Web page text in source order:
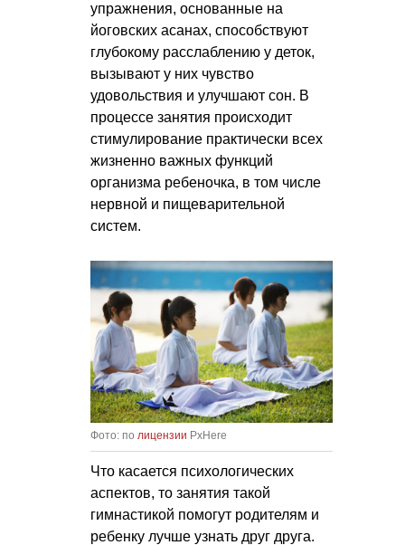
упражнения, основанные на
йоговских асанах, способствуют
глубокому расслаблению у деток,
вызывают у них чувство
удовольствия и улучшают сон. В
процессе занятия происходит
стимулирование практически всех
жизненно важных функций
организма ребеночка, в том числе
нервной и пищеварительной
систем.
Фото: по лицензии PxHere
Что касается психологических
аспектов, то занятия такой
гимнастикой помогут родителям и
ребенку лучше узнать друг друга.